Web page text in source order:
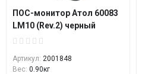
ПОС-монитор Атол 60083
LM10 (Rev.2) черный
Артикул: 2001848
Вес: 0.90кг